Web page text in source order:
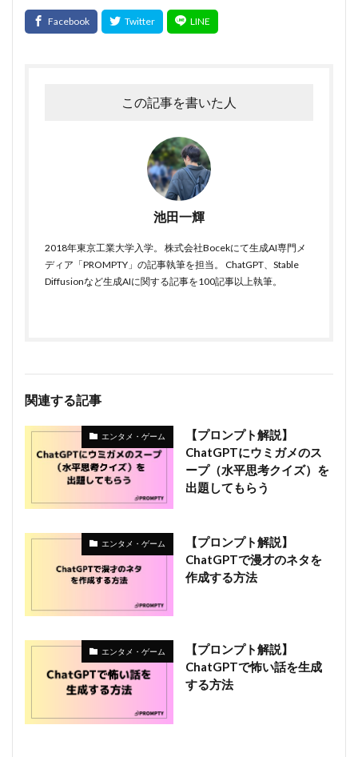
この記事を書いた人
池田一輝
2018年東京工業大学入学。 株式会社Bocekにて生成AI専門メ
ディア「PROMPTY」の記事執筆を担当。 ChatGPT、Stable
Diffusionなど生成AIに関する記事を100記事以上執筆。
関連する記事
エンタメ・ゲーム
【プロンプト解説】
ChatGPTにウミガメのス
ープ（水平思考クイズ）を
出題してもらう
エンタメ・ゲーム
【プロンプト解説】
ChatGPTで漫才のネタを
作成する方法
エンタメ・ゲーム
【プロンプト解説】
ChatGPTで怖い話を生成
する方法